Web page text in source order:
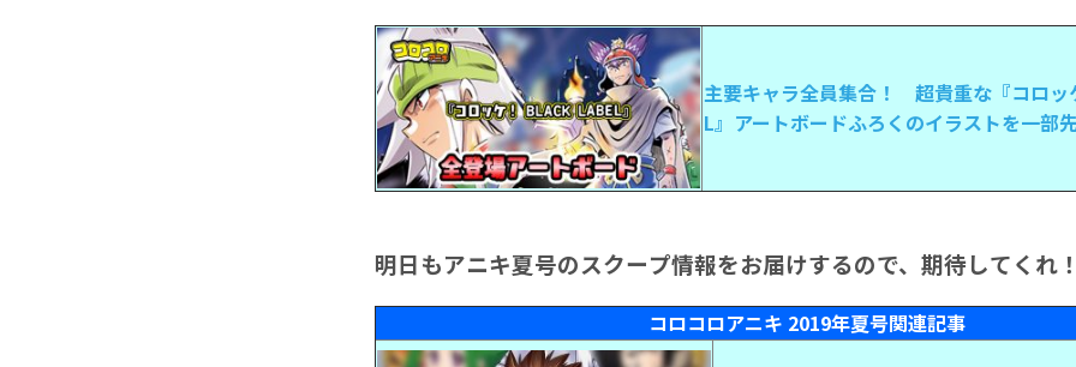
主要キャラ全員集合！ 超貴重な『コロッ
L』アートボードふろくのイラストを一部
明日もアニキ夏号のスクープ情報をお届けするので、期待してくれ！
コロコロアニキ 2019年夏号関連記事